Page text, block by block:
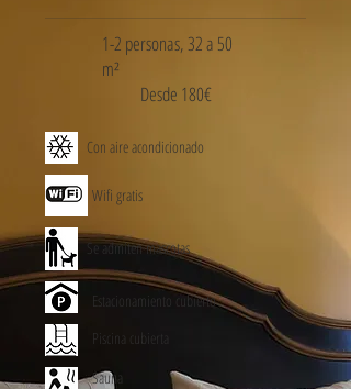
1-2 personas, 32 a 50
m²
Desde 180€
Con aire acondicionado
Wifi gratis
Se admiten mascotas
Estacionamiento cubierto
Piscina cubierta
Sauna